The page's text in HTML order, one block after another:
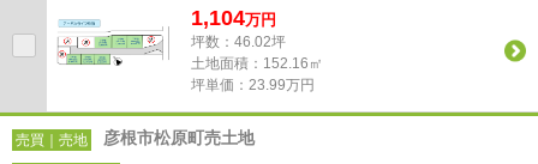
1,104万円
坪数：46.02坪
土地面積：152.16㎡
坪単価：23.99万円
売買｜売地 彦根市松原町売土地